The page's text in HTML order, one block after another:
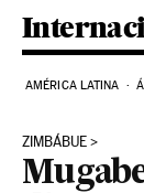
AMÉRICA LATINA
ZIMBÁBUE